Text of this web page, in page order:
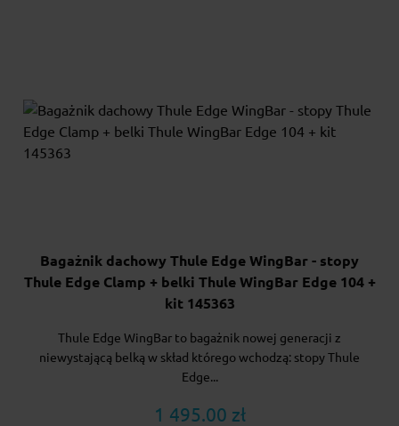
Bagażnik dachowy Thule Edge WingBar - stopy
Thule Edge Clamp + belki Thule WingBar Edge 104 +
kit 145363
Thule Edge WingBar to bagażnik nowej generacji z
niewystającą belką w skład którego wchodzą: stopy Thule
Edge...
1 495.00 zł